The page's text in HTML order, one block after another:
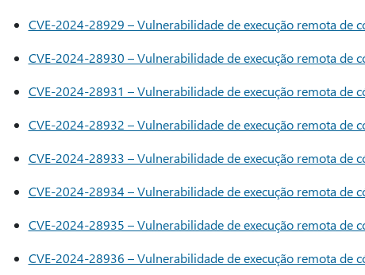
CVE-2024-28929 – Vulnerabilidade de execução remota de
CVE-2024-28930 – Vulnerabilidade de execução remota de
CVE-2024-28931 – Vulnerabilidade de execução remota de
CVE-2024-28932 – Vulnerabilidade de execução remota de
CVE-2024-28933 – Vulnerabilidade de execução remota de
CVE-2024-28934 – Vulnerabilidade de execução remota de
CVE-2024-28935 – Vulnerabilidade de execução remota de
CVE-2024-28936 – Vulnerabilidade de execução remota de